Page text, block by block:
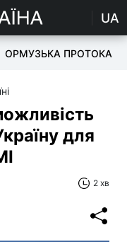
UA
ОРМУЗЬКА ПРОТОКА
для
2 хв